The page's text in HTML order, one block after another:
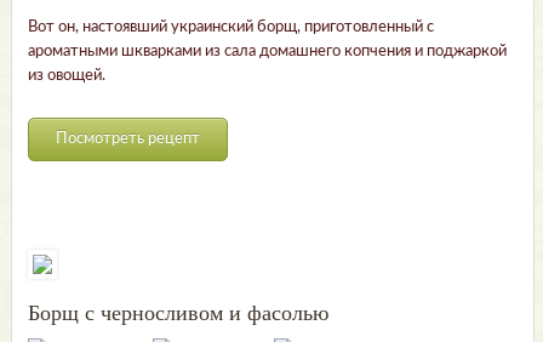
Вот он, настоявший украинский борщ, приготовленный с
ароматными шкварками из сала домашнего копчения и поджаркой
из овощей.
Посмотреть рецепт
Борщ с черносливом и фасолью